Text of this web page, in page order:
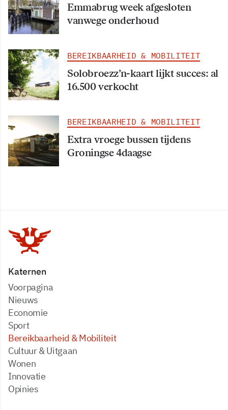
Emmabrug week afgesloten
vanwege onderhoud
BEREIKBAARHEID & MOBILITEIT
Solobroezz’n-kaart lijkt succes: al
16.500 verkocht
BEREIKBAARHEID & MOBILITEIT
Extra vroege bussen tijdens
Groningse 4daagse
Katernen
Voorpagina
Nieuws
Economie
Sport
Bereikbaarheid & Mobiliteit
Cultuur & Uitgaan
Wonen
Innovatie
Opinies